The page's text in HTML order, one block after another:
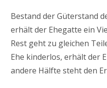
Bestand der Güterstand
erhält der Ehegatte ein
Rest geht zu gleichen
Ehe kinderlos, erhält der
andere Hälfte steht den